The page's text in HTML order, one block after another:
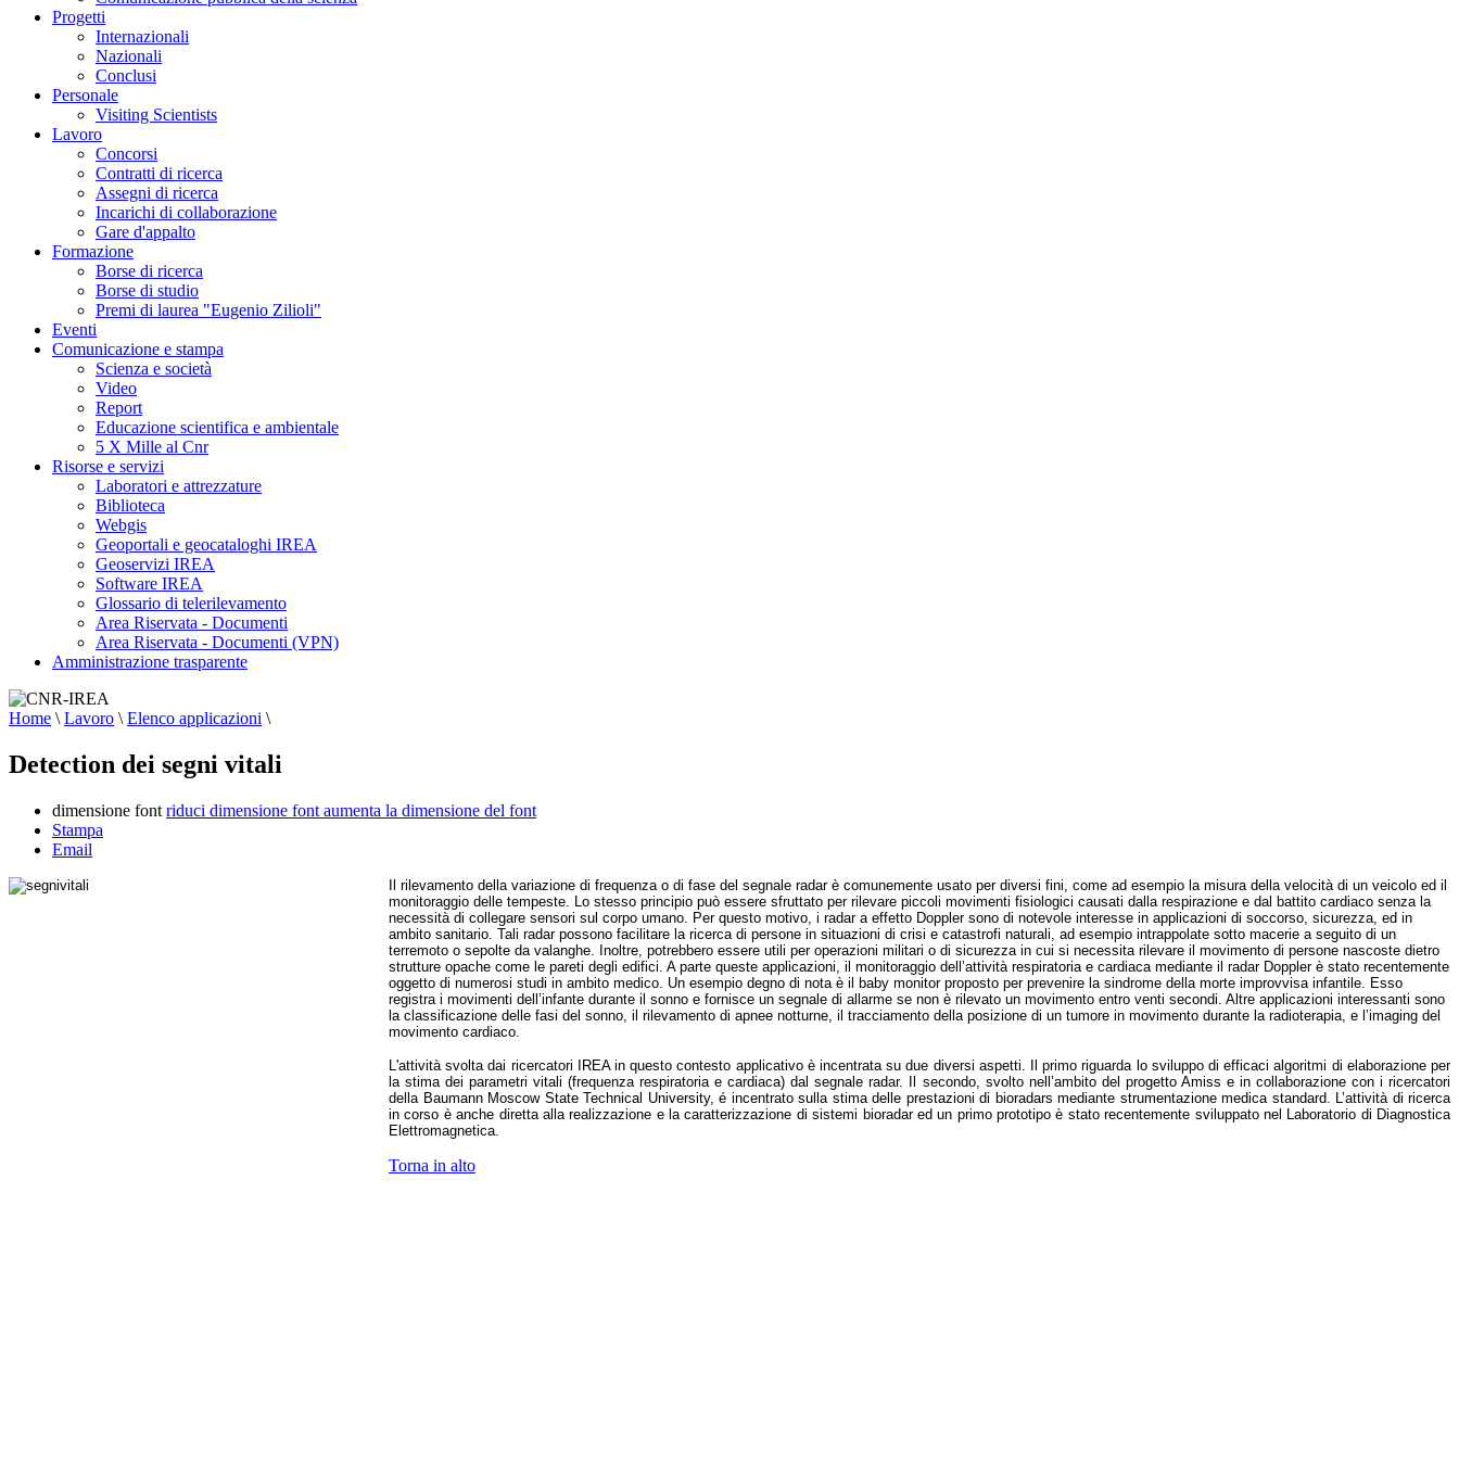
Progetti
Internazionali
Nazionali
Conclusi
Personale
Visiting Scientists
Lavoro
Concorsi
Contratti di ricerca
Assegni di ricerca
Incarichi di collaborazione
Gare d'appalto
Formazione
Borse di ricerca
Borse di studio
Premi di laurea "Eugenio Zilioli"
Eventi
Comunicazione e stampa
Scienza e società
Video
Report
Educazione scientifica e ambientale
5 X Mille al Cnr
Risorse e servizi
Laboratori e attrezzature
Biblioteca
Webgis
Geoportali e geocataloghi IREA
Geoservizi IREA
Software IREA
Glossario di telerilevamento
Area Riservata - Documenti
Area Riservata - Documenti (VPN)
Amministrazione trasparente
Home \ Lavoro \ Elenco applicazioni \
Detection dei segni vitali
dimensione font riduci dimensione font aumenta la dimensione del font
Stampa
Email
Il rilevamento della variazione di frequenza o di fase del segnale radar è comunemente usato per diversi fini, come ad esempio la misura della velocità di un veicolo ed il
monitoraggio delle tempeste. Lo stesso principio può essere sfruttato per rilevare piccoli movimenti fisiologici causati dalla respirazione e dal battito cardiaco senza la
necessità di collegare sensori sul corpo umano. Per questo motivo, i radar a effetto Doppler sono di notevole interesse in applicazioni di soccorso, sicurezza, ed in
ambito sanitario. Tali radar possono facilitare la ricerca di persone in situazioni di crisi e catastrofi naturali, ad esempio intrappolate sotto macerie a seguito di un
terremoto o sepolte da valanghe. Inoltre, potrebbero essere utili per operazioni militari o di sicurezza in cui si necessita rilevare il movimento di persone nascoste dietro
strutture opache come le pareti degli edifici. A parte queste applicazioni, il monitoraggio dell’attività respiratoria e cardiaca mediante il radar Doppler è stato recentemente
oggetto di numerosi studi in ambito medico. Un esempio degno di nota è il baby monitor proposto per prevenire la sindrome della morte improvvisa infantile. Esso
registra i movimenti dell’infante durante il sonno e fornisce un segnale di allarme se non è rilevato un movimento entro venti secondi. Altre applicazioni interessanti sono
la classificazione delle fasi del sonno, il rilevamento di apnee notturne, il tracciamento della posizione di un tumore in movimento durante la radioterapia, e l’imaging del
movimento cardiaco.
L'attività svolta dai ricercatori IREA in questo contesto applicativo è incentrata su due diversi aspetti. Il primo riguarda lo sviluppo di efficaci algoritmi di elaborazione per
la stima dei parametri vitali (frequenza respiratoria e cardiaca) dal segnale radar. Il secondo, svolto nell’ambito del progetto Amiss e in collaborazione con i ricercatori
della Baumann Moscow State Technical University, é incentrato sulla stima delle prestazioni di bioradars mediante strumentazione medica standard. L’attività di ricerca
in corso è anche diretta alla realizzazione e la caratterizzazione di sistemi bioradar ed un primo prototipo è stato recentemente sviluppato nel Laboratorio di Diagnostica
Elettromagnetica.
Torna in alto